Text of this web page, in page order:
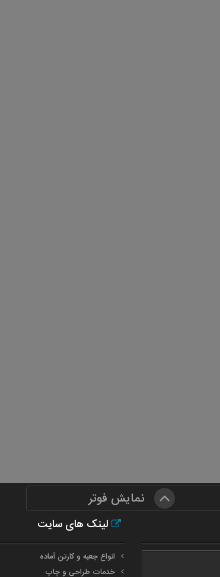
نمایش فوتر
لینک های سایت
انواع جعبه و کارتن آماده
خدمات طراحی و چاپ